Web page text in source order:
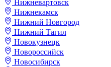
Нижневартовск
Нижнекамск
Нижний Новгород
Нижний Тагил
Новокузнецк
Новороссийск
Новосибирск